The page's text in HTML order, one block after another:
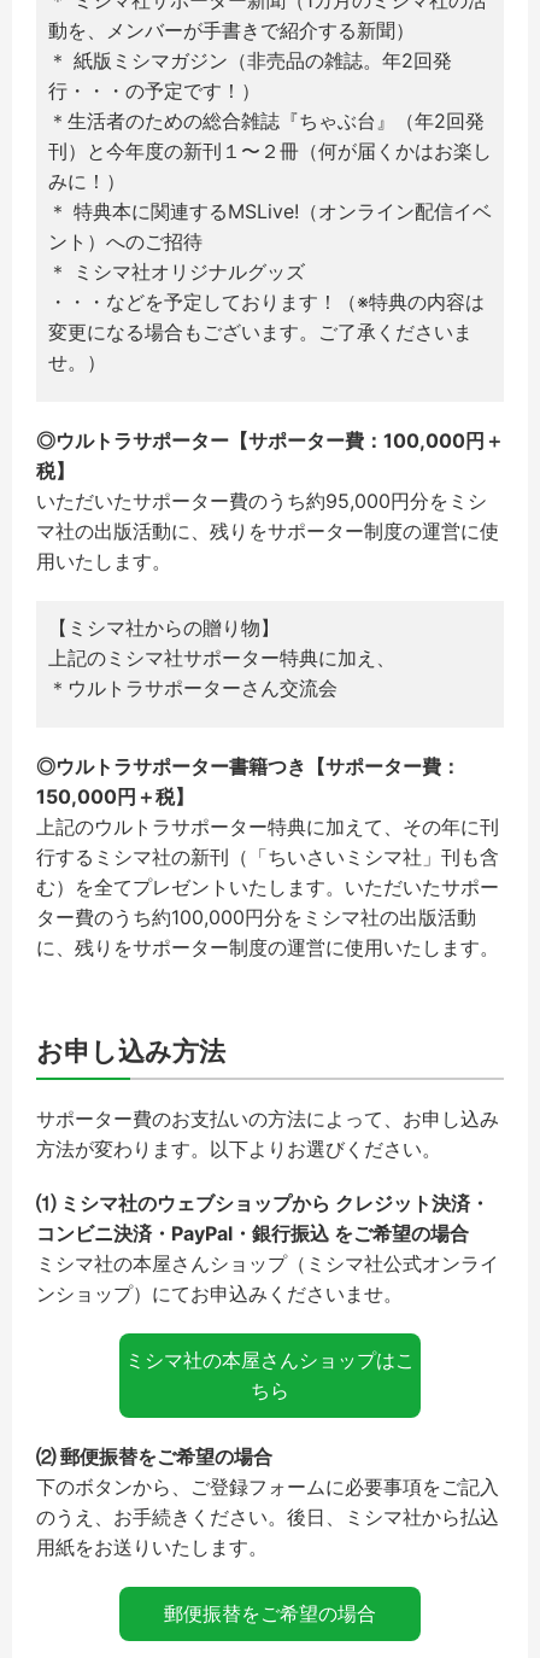
動を、メンバーが手書きで紹介する新聞）
＊ 紙版ミシマガジン（非売品の雑誌。年2回発
行・・・の予定です！）
＊生活者のための総合雑誌『ちゃぶ台』（年2回発
刊）と今年度の新刊１〜２冊（何が届くかはお楽し
みに！）
＊ 特典本に関連するMSLive!（オンライン配信イベ
ント）へのご招待
＊ ミシマ社オリジナルグッズ
・・・などを予定しております！（※特典の内容は
変更になる場合もございます。ご了承くださいま
せ。）
◎ウルトラサポーター【サポーター費：100,000円＋
税】
いただいたサポーター費のうち約95,000円分をミシ
マ社の出版活動に、残りをサポーター制度の運営に使
用いたします。
【ミシマ社からの贈り物】
上記のミシマ社サポーター特典に加え、
＊ウルトラサポーターさん交流会
◎ウルトラサポーター書籍つき【サポーター費：
150,000円＋税】
上記のウルトラサポーター特典に加えて、その年に刊
行するミシマ社の新刊（「ちいさいミシマ社」刊も含
む）を全てプレゼントいたします。いただいたサポー
ター費のうち約100,000円分をミシマ社の出版活動
に、残りをサポーター制度の運営に使用いたします。
お申し込み方法
サポーター費のお支払いの方法によって、お申し込み
方法が変わります。以下よりお選びください。
⑴ ミシマ社のウェブショップから クレジット決済・
コンビニ決済・PayPal・銀行振込 をご希望の場合
ミシマ社の本屋さんショップ（ミシマ社公式オンライ
ンショップ）にてお申込みくださいませ。
ミシマ社の本屋さんショップはこ
ちら
⑵ 郵便振替をご希望の場合
下のボタンから、ご登録フォームに必要事項をご記入
のうえ、お手続きください。後日、ミシマ社から払込
用紙をお送りいたします。
郵便振替をご希望の場合